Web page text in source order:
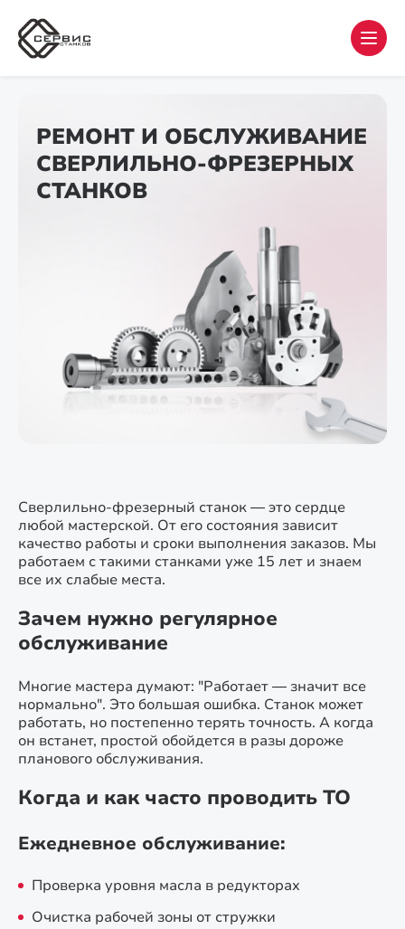
РЕМОНТ И ОБСЛУЖИВАНИЕ
СВЕРЛИЛЬНО-ФРЕЗЕРНЫХ
СТАНКОВ
Сверлильно-фрезерный станок — это сердце
любой мастерской. От его состояния зависит
качество работы и сроки выполнения заказов. Мы
работаем с такими станками уже 15 лет и знаем
все их слабые места.
Зачем нужно регулярное
обслуживание
Многие мастера думают: "Работает — значит все
нормально". Это большая ошибка. Станок может
работать, но постепенно терять точность. А когда
он встанет, простой обойдется в разы дороже
планового обслуживания.
Когда и как часто проводить ТО
Ежедневное обслуживание:
Проверка уровня масла в редукторах
Очистка рабочей зоны от стружки